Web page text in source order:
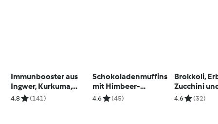
Immunbooster aus
Ingwer, Kurkuma,
Honig und Zitrone
4.8 (141)
Schokoladenmuffins
mit Himbeer-
Frischkäse-
4.6 (45)
Brokkoli,
Zucchini
Koriander
4.6 (32)